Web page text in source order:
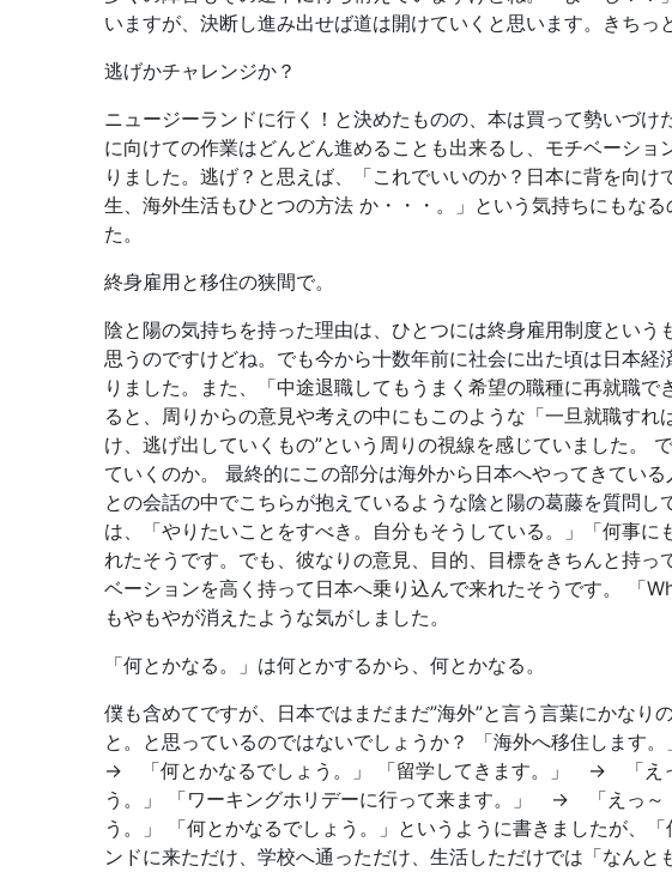
いますが、決断し進み出せば道は開けていくと思います。きちっ
逃げかチャレンジか？
ニュージーランドに行く！と決めたものの、本は買って勢いづ
に向けての作業はどんどん進めることも出来るし、モチベーシ
りました。逃げ？と思えば、「これでいいのか？日本に背を向
生、海外生活もひとつの方法 か・・・。」という気持ちにもな
た。
終身雇用と移住の狭間で。
陰と陽の気持ちを持った理由は、ひとつには終身雇用制度とい
思うのですけどね。でも今から十数年前に社会に出た頃は日本
りました。また、「中途退職してもうまく希望の職種に再就職
ると、周りからの意見や考えの中にもこのような「一旦就職す
け、逃げ出していくもの”という周りの視線を感じていました。
ていくのか。 最終的にこの部分は海外から日本へやってきてい
との会話の中でこちらが抱えているような陰と陽の葛藤を質問
は、「やりたいことをすべき。自分もそうしている。」「何事
れたそうです。でも、彼なりの意見、目的、目標をきちんと持
ベーションを高く持って日本へ乗り込んで来れたそうです。 「
もやもやが消えたような気がしました。
「何とかなる。」は何とかするから、何とかなる。
僕も含めてですが、日本ではまだまだ”海外”と言う言葉にかな
と。と思っているのではないでしょうか？ 「海外へ移住しま
→ 「何とかなるでしょう。」 「留学してきます。」 → 「え
う。」 「ワーキングホリデーに行って来ます。」 → 「えっ
う。」 「何とかなるでしょう。」というように書きましたが、
ンドに来ただけ、学校へ通っただけ、生活しただけでは「なん